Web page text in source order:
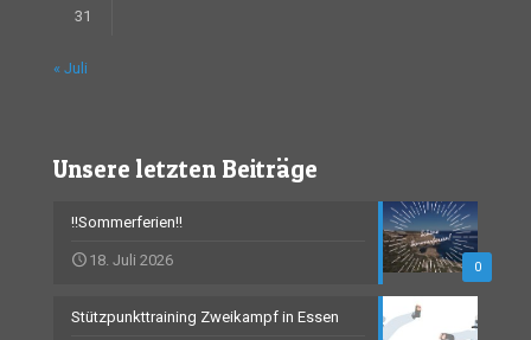
31
« Juli
Unsere letzten Beiträge
0
!!Sommerferien!!
18. Juli 2026
Stützpunkttraining Zweikampf in Essen